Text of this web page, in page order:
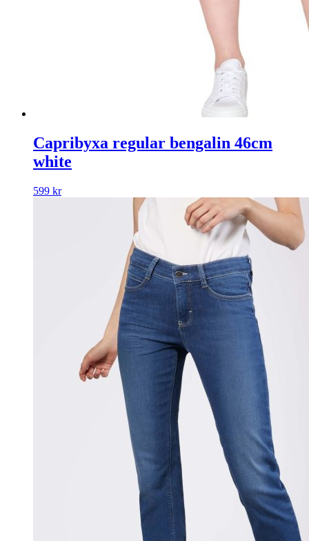
Capribyxa regular bengalin 46cm
white
599 kr